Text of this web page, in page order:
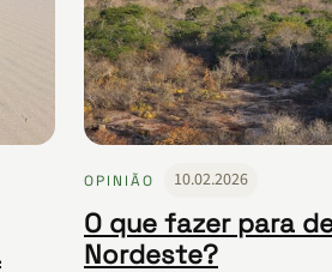
OPINIÃO 10.02.2026
O que fazer para
Nordeste?